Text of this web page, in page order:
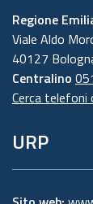
Regione
Viale Aldo
40127
Centralino
Cerca telefoni
URP